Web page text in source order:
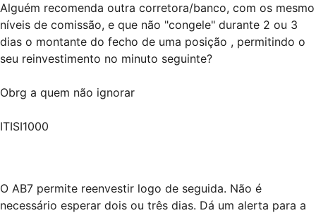
Alguém recomenda outra corretora/banco, com os mesmo
níveis de comissão, e que não "congele" durante 2 ou 3
dias o montante do fecho de uma posição , permitindo o
seu reinvestimento no minuto seguinte?
Obrg a quem não ignorar
ITISI1000
O AB7 permite reenvestir logo de seguida. Não é
necessário esperar dois ou três dias. Dá um alerta para a